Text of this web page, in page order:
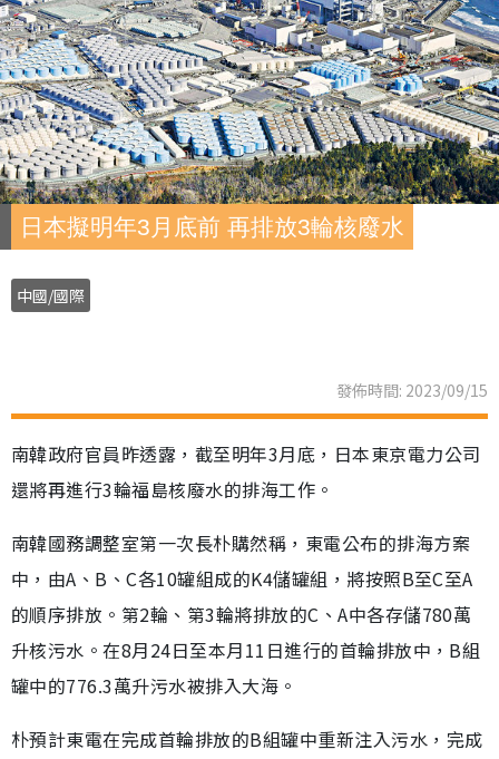
日本擬明年3月底前 再排放3輪核廢水
中國/國際
發佈時間: 2023/09/15
南韓政府官員昨透露，截至明年3月底，日本東京電力公司
還將再進行3輪福島核廢水的排海工作。
南韓國務調整室第一次長朴購然稱，東電公布的排海方案
中，由A、B、C各10罐組成的K4儲罐組，將按照B至C至A
的順序排放。第2輪、第3輪將排放的C、A中各存儲780萬
升核污水。在8月24日至本月11日進行的首輪排放中，B組
罐中的776.3萬升污水被排入大海。
朴預計東電在完成首輪排放的B組罐中重新注入污水，完成